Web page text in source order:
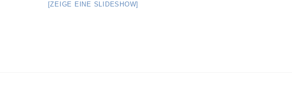
[ZEIGE EINE SLIDESHOW]